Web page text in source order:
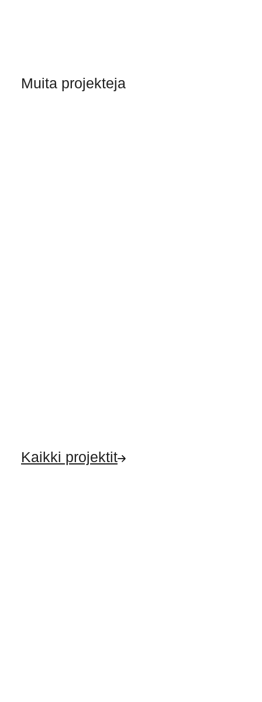
Muita projekteja
Kaikki projektit